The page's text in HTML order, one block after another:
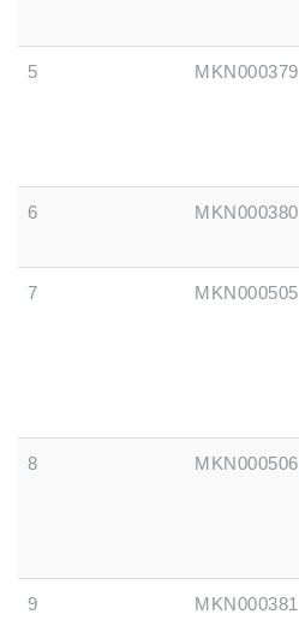
5 MKN000379
6 MKN000380
7 MKN000505
8 MKN000506
9 MKN000381